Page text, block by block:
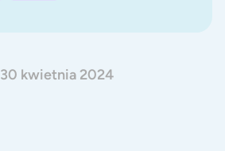
30 kwietnia 2024